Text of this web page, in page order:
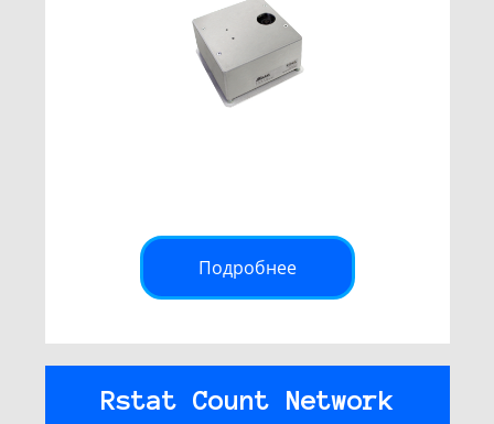
Подробнее
Rstat Count Network